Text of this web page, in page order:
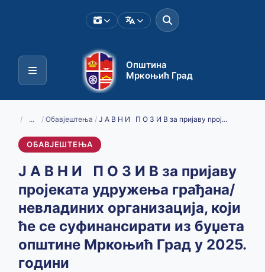
Општина
Мркоњић Град
/ ... / Обавјештења / Ј А В Н И П О З И В за пријаву пројеката удружења грађана/невладиних организација, који ће се суфинансирати из буџета општине Мркоњић Град у 2025. години
ОБАВЈЕШТЕЊА
Ј А В Н И П О З И В за пријаву
пројеката удружења грађана/
невладиних организација, који
ће се суфинансирати из буџета
општине Мркоњић Град у 2025.
години